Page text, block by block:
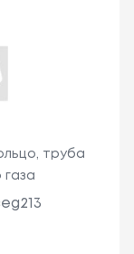
труба
газа